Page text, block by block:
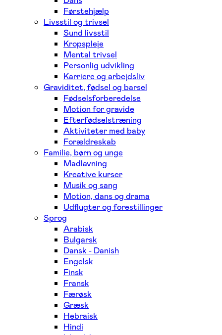
Førstehjælp
Livsstil og trivsel
Sund livsstil
Kropspleje
Mental trivsel
Personlig udvikling
Karriere og arbejdsliv
Graviditet, fødsel og barsel
Fødselsforberedelse
Motion for gravide
Efterfødselstræning
Aktiviteter med baby
Forældreskab
Familie, børn og unge
Madlavning
Kreative kurser
Musik og sang
Motion, dans og drama
Udflugter og forestillinger
Sprog
Arabisk
Bulgarsk
Dansk - Danish
Engelsk
Finsk
Fransk
Færøsk
Græsk
Hebraisk
Hindi